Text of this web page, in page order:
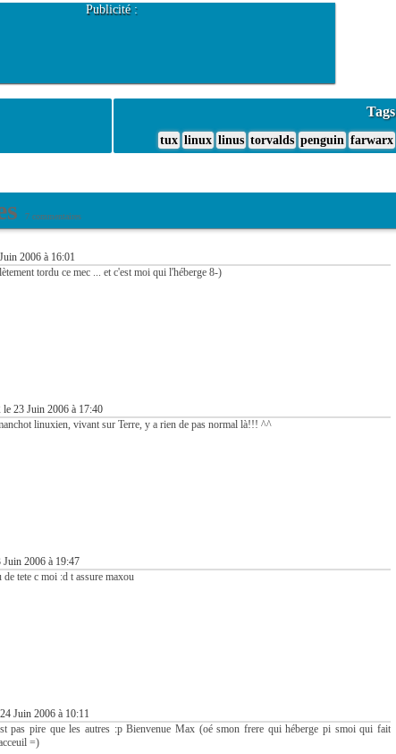
Publicité :
Tags
tux linux linus torvalds penguin farwarx
7 commentaires
2006 à 16:01
tordu ce mec ... et c'est moi qui l'héberge 8-)
le 23 Juin 2006 à 17:40
linuxien, vivant sur Terre, y a rien de pas normal là!!! ^^
Juin 2006 à 19:47
de tete c moi :d t assure maxou
Juin 2006 à 10:11
pas pire que les autres :p Bienvenue Max (oé smon frere qui héberge pi smoi qui fait
=)